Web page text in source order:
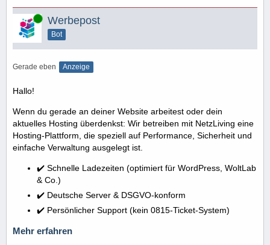
Online Werbepost
Bot
Gerade eben Anzeige
Hallo!
Wenn du gerade an deiner Website arbeitest oder dein
aktuelles Hosting überdenkst: Wir betreiben mit NetzLiving eine
Hosting-Plattform, die speziell auf Performance, Sicherheit und
einfache Verwaltung ausgelegt ist.
✔️ Schnelle Ladezeiten (optimiert für WordPress, WoltLab
& Co.)
✔️ Deutsche Server & DSGVO-konform
✔️ Persönlicher Support (kein 0815-Ticket-System)
Mehr erfahren